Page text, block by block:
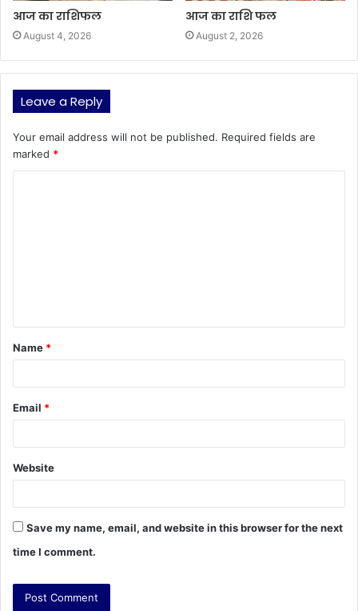
आज का राशिफल
August 4, 2026
आज का राशि फल
August 2, 2026
Leave a Reply
Your email address will not be published. Required fields are
marked *
t
*
Name *
Email *
Website
Save my name, email, and website in this browser for the next
time I comment.